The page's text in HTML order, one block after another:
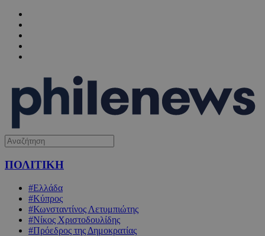
ΠΟΛΙΤΙΚΗ
#Ελλάδα
#Κύπρος
#Κωνσταντίνος Λετυμπιώτης
#Νίκος Χριστοδουλίδης
#Πρόεδρος της Δημοκρατίας